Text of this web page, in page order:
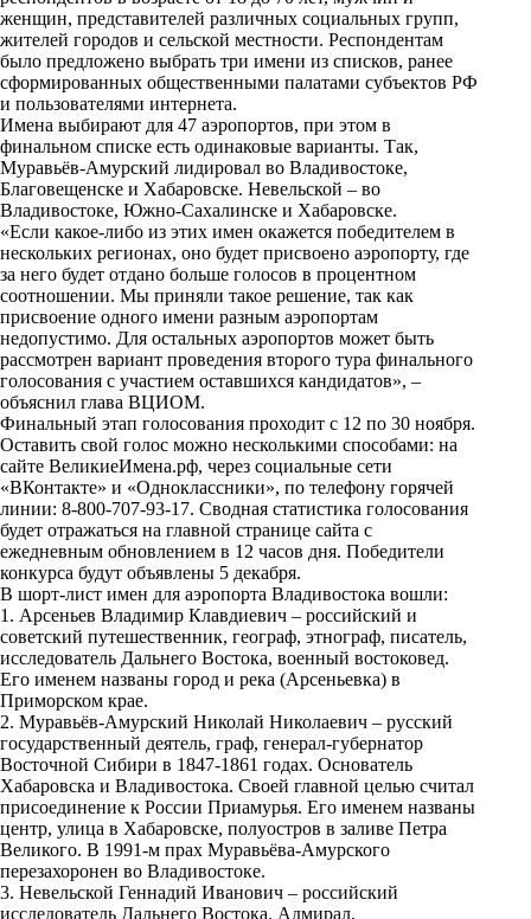
i
k
i
женщин, представителей различных социальных групп,
жителей городов и сельской местности. Респондентам
было предложено выбрать три имени из списков, ранее
сформированных общественными палатами субъектов РФ
и пользователями интернета.
Имена выбирают для 47 аэропортов, при этом в
финальном списке есть одинаковые варианты. Так,
Муравьёв-Амурский лидировал во Владивостоке,
Благовещенске и Хабаровске. Невельской – во
Владивостоке, Южно-Сахалинске и Хабаровске.
«Если какое-либо из этих имен окажется победителем в
нескольких регионах, оно будет присвоено аэропорту, где
за него будет отдано больше голосов в процентном
соотношении. Мы приняли такое решение, так как
присвоение одного имени разным аэропортам
недопустимо. Для остальных аэропортов может быть
рассмотрен вариант проведения второго тура финального
голосования с участием оставшихся кандидатов», –
объяснил глава ВЦИОМ.
Финальный этап голосования проходит с 12 по 30 ноября.
Оставить свой голос можно несколькими способами: на
сайте ВеликиеИмена.рф, через социальные сети
«ВКонтакте» и «Одноклассники», по телефону горячей
линии: 8-800-707-93-17. Сводная статистика голосования
будет отражаться на главной странице сайта с
ежедневным обновлением в 12 часов дня. Победители
конкурса будут объявлены 5 декабря.
В шорт-лист имен для аэропорта Владивостока вошли:
1. Арсеньев Владимир Клавдиевич – российский и
советский путешественник, географ, этнограф, писатель,
исследователь Дальнего Востока, военный востоковед.
Его именем названы город и река (Арсеньевка) в
Приморском крае.
2. Муравьёв-Амурский Николай Николаевич – русский
государственный деятель, граф, генерал-губернатор
Восточной Сибири в 1847-1861 годах. Основатель
Хабаровска и Владивостока. Своей главной целью считал
присоединение к России Приамурья. Его именем названы
центр, улица в Хабаровске, полуостров в заливе Петра
Великого. В 1991-м прах Муравьёва-Амурского
перезахоронен во Владивостоке.
3. Невельской Геннадий Иванович – российский
исследователь Дальнего Востока. Адмирал,